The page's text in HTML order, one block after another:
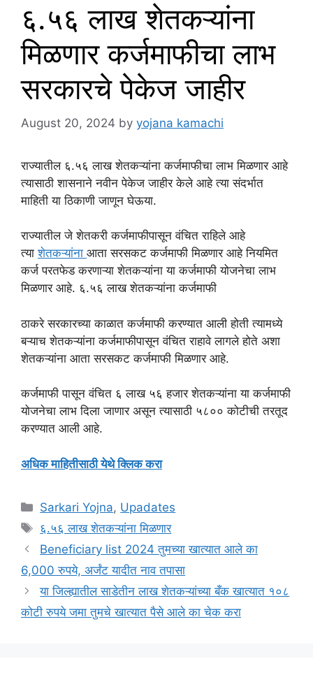
६.५६ लाख शेतकऱ्यांना
मिळणार कर्जमाफीचा लाभ
सरकारचे पेकेज जाहीर
August 20, 2024 by yojana kamachi
राज्यातील ६.५६ लाख शेतकऱ्यांना कर्जमाफीचा लाभ मिळणार आहे
त्यासाठी शासनाने नवीन पेकेज जाहीर केले आहे त्या संदर्भात
माहिती या ठिकाणी जाणून घेऊया.
राज्यातील जे शेतकरी कर्जमाफीपासून वंचित राहिले आहे
त्याशेतकऱ्यांना आता सरसकट कर्जमाफी मिळणार आहे नियमित
कर्ज परतफेड करणाऱ्या शेतकऱ्यांना या कर्जमाफी योजनेचा लाभ
मिळणार आहे. ६.५६ लाख शेतकऱ्यांना कर्जमाफी
ठाकरे सरकारच्या काळात कर्जमाफी करण्यात आली होती त्यामध्ये
बऱ्याच शेतकऱ्यांना कर्जमाफीपासून वंचित राहावे लागले होते अशा
शेतकऱ्यांना आता सरसकट कर्जमाफी मिळणार आहे.
कर्जमाफी पासून वंचित ६ लाख ५६ हजार शेतकऱ्यांना या कर्जमाफी
योजनेचा लाभ दिला जाणार असून त्यासाठी ५८०० कोटीची तरतूद
करण्यात आली आहे.
अधिक माहितीसाठी येथे क्लिक करा
Categories
Sarkari Yojna, Upadates
Tags
६.५६ लाख शेतकऱ्यांना मिळणार
Beneficiary list 2024 तुमच्या खात्यात आले का
6,000 रुपये, अर्जंट यादीत नाव तपासा
या जिल्ह्यातील साडेतीन लाख शेतकऱ्यांच्या बँक खात्यात १०८
कोटी रुपये जमा तुमचे खात्यात पैसे आले का चेक करा